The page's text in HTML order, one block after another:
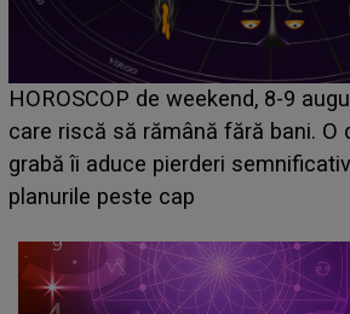
Emanuel a ținut ACEST DETALIU
acum! În fața Alexandrei,
face o MĂRTURISIRE
sa: "I-am spus și ei în față, eu nu